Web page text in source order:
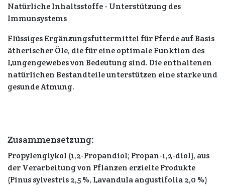
Natürliche Inhaltsstoffe - Unterstützung des
Immunsystems
Flüssiges Ergänzungsfuttermittel für Pferde auf Basis
ätherischer Öle, die für eine optimale Funktion des
Lungengewebes von Bedeutung sind. Die enthaltenen
natürlichen Bestandteile unterstützen eine starke und
gesunde Atmung.
Zusammensetzung:
Propylenglykol (1,2-Propandiol; Propan-1,2-diol), aus
der Verarbeitung von Pflanzen erzielte Produkte
(Pinus sylvestris 2,5 %, Lavandula angustifolia 2,0 %)